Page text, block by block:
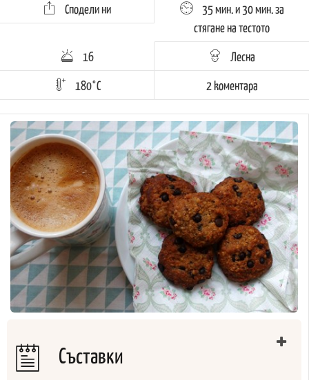
Сподели ни
35 мин. и 30 мин. за
стягане на тестото
16
Лесна
180°C
2 kоментара
Съставки